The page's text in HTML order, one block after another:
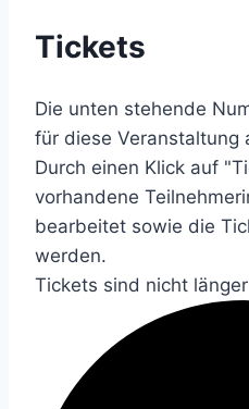
Tickets
Die unten stehende
für diese Veranstaltung
Durch einen Klick auf
vorhandene
bearbeitet sowie die
werden.
Tickets sind nicht